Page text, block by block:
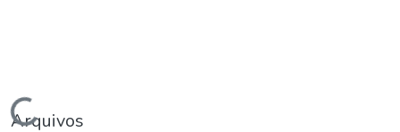
Arquivos